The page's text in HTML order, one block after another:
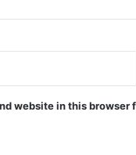
website in this browser